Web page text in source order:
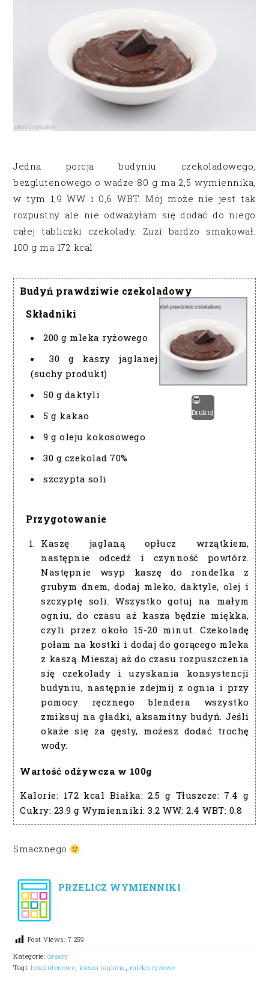
Jedna porcja budyniu czekoladowego,
bezglutenowego o wadze 80 g ma 2,5 wymiennika,
w tym 1,9 WW i 0,6 WBT. Mój może nie jest tak
rozpustny ale nie odważyłam się dodać do niego
całej tabliczki czekolady. Zuzi bardzo smakował.
100 g ma 172 kcal.
Budyń prawdziwie czekoladowy
Drukuj
Składniki
200 g mleka ryżowego
30 g kaszy jaglanej
(suchy produkt)
50 g daktyli
5 g kakao
9 g oleju kokosowego
30 g czekolad 70%
szczypta soli
Przygotowanie
Kaszę jaglaną opłucz wrzątkiem,
następnie odcedź i czynność powtórz.
Następnie wsyp kaszę do rondelka z
grubym dnem, dodaj mleko, daktyle, olej i
szczyptę soli. Wszystko gotuj na małym
ogniu, do czasu aż kasza będzie miękka,
czyli przez około 15-20 minut. Czekoladę
połam na kostki i dodaj do gorącego mleka
z kaszą. Mieszaj aż do czasu rozpuszczenia
się czekolady i uzyskania konsystencji
budyniu, następnie zdejmij z ognia i przy
pomocy ręcznego blendera wszystko
zmiksuj na gładki, aksamitny budyń. Jeśli
okaże się za gęsty, możesz dodać trochę
wody.
Wartość odżywcza w 100g
Kalorie: 172 kcal Białka:2.5 g Tłuszcze: 7.4 g
Cukry: 23.9 g Wymienniki:3.2 WW:2.4 WBT: 0.8
Smacznego
PRZELICZ WYMIENNIKI
Post Views: 7 259
Kategorie: desery
Tagi:bezglutenowe ,kasza jaglana mleko ryżowe